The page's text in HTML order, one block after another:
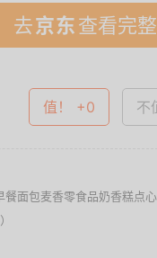
去 查看完
值！ +0 不
餐面包麦香零食品奶香糕